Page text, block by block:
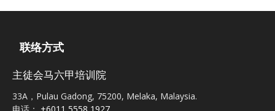
联络方式
主徒会马六甲培训院
33A，Pulau Gadong, 75200, Melaka, Malaysia.
电话： +6011 5558 1927